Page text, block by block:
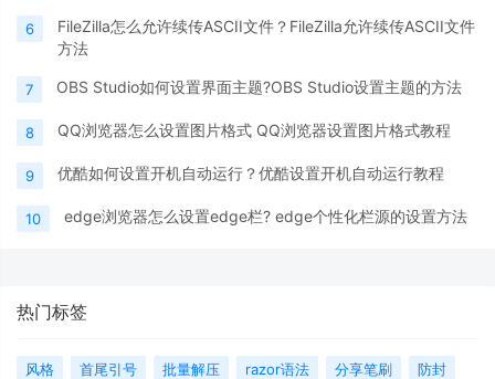
6
FileZilla怎么允许续传ASCII文件？FileZilla允许续传ASCII文件
方法
7 OBS Studio如何设置界面主题?OBS Studio设置主题的方法
8 QQ浏览器怎么设置图片格式 QQ浏览器设置图片格式教程
9 优酷如何设置开机自动运行？优酷设置开机自动运行教程
10 edge浏览器怎么设置edge栏? edge个性化栏源的设置方法
热门标签
风格 首尾引号 批量解压 razor语法 分享笔刷
防封